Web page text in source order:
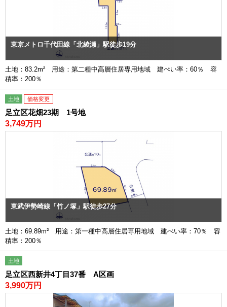
東京メトロ千代田線「北綾瀬」駅徒歩19分
土地：83.2m² 用途：第二種中高層住居専用地域 建ぺい率：60％ 容
積率：200％
土地 価格変更
足立区花畑23期 1号地
3,749万円
東武伊勢崎線「竹ノ塚」駅徒歩27分
土地：69.89m² 用途：第一種中高層住居専用地域 建ぺい率：70％ 容
積率：200％
土地
足立区西新井4丁目37番 A区画
3,990万円